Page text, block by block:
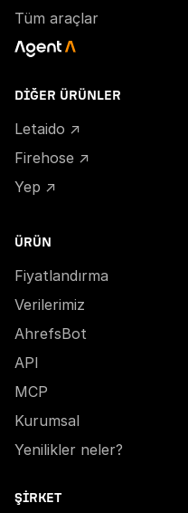
Tüm araçlar
DIĞER ÜRÜNLER
Letaido ↗
Firehose ↗
Yep ↗
ÜRÜN
Fiyatlandırma
Verilerimiz
AhrefsBot
API
MCP
Kurumsal
Yenilikler neler?
ŞIRKET